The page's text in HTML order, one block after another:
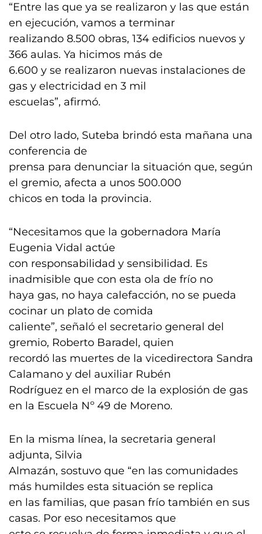
“Entre las que ya se realizaron y las que están
en ejecución, vamos a terminar
realizando 8.500 obras, 134 edificios nuevos y
366 aulas. Ya hicimos más de
6.600 y se realizaron nuevas instalaciones de
gas y electricidad en 3 mil
escuelas”, afirmó.
Del otro lado, Suteba brindó esta mañana una
conferencia de
prensa para denunciar la situación que, según
el gremio, afecta a unos 500.000
chicos en toda la provincia.
“Necesitamos que la gobernadora María
Eugenia Vidal actúe
con responsabilidad y sensibilidad. Es
inadmisible que con esta ola de frío no
haya gas, no haya calefacción, no se pueda
cocinar un plato de comida
caliente”, señaló el secretario general del
gremio, Roberto Baradel, quien
recordó las muertes de la vicedirectora Sandra
Calamano y del auxiliar Rubén
Rodríguez en el marco de la explosión de gas
en la Escuela Nº 49 de Moreno.
En la misma línea, la secretaria general
adjunta, Silvia
Almazán, sostuvo que “en las comunidades
más humildes esta situación se replica
en las familias, que pasan frío también en sus
casas. Por eso necesitamos que